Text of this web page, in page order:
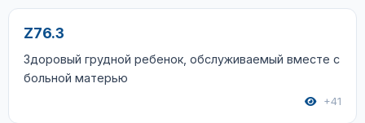
Z76.3
Здоровый грудной ребенок, обслуживаемый вместе с
больной матерью
+41